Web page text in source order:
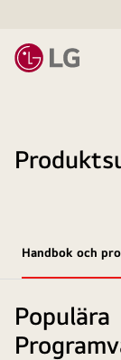
Handbok och
Populära